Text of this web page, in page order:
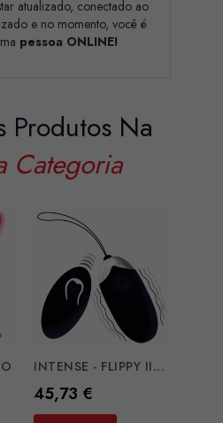
atualizado, conectado ao
e no momento, você é
pessoa ONLINE!
Produtos Na
Categoria
INTENSE - FLIPPY II...
Preço
45,73 €